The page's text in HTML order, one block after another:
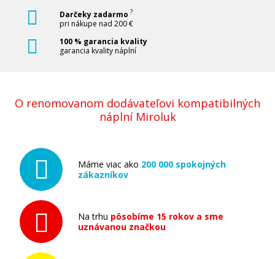
Darčeky zadarmo ?
pri nákupe nad 200 €
100 % garancia kvality
garancia kvality náplní
O renomovanom dodávateľovi kompatibilných
náplní Miroluk
Máme viac ako 200 000 spokojných
zákazníkov
Na trhu pôsobíme 15 rokov a sme
uznávanou značkou